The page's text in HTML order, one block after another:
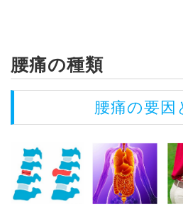
腰痛の種類
腰痛の要因